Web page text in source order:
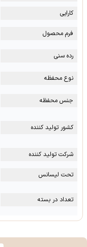
کارایی
فرم محصول
رده سنی
نوع محفظه
جنس محفظه
کشور تولید کننده
شرکت تولید کننده
تحت لیسانس
تعداد در بسته